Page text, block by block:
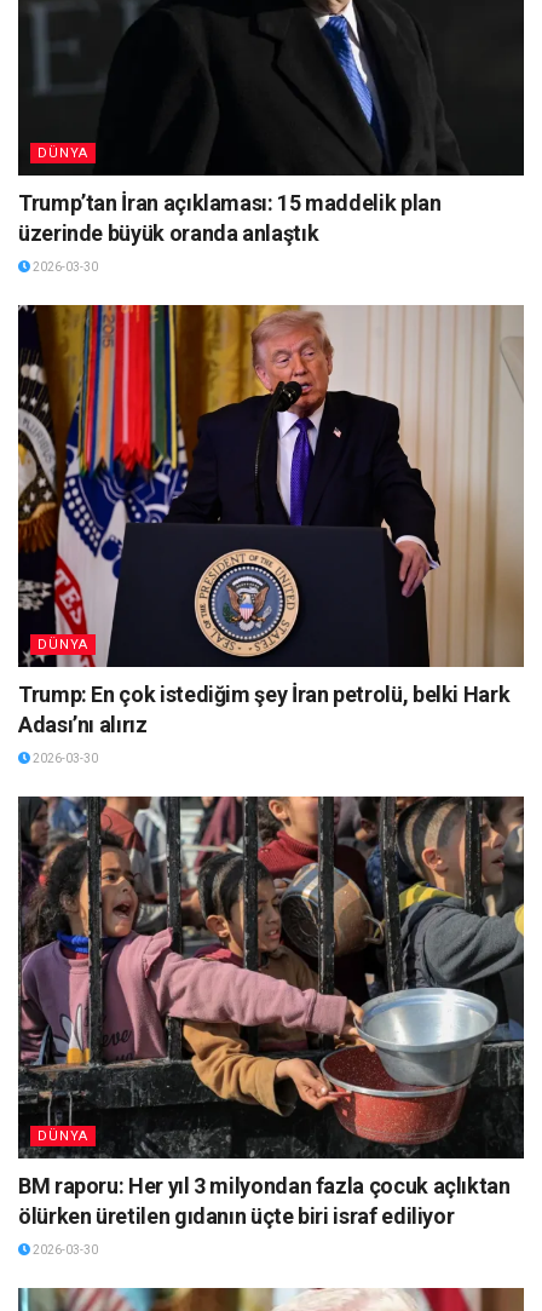
DÜNYA
Trump’tan İran açıklaması: 15 maddelik plan
üzerinde büyük oranda anlaştık
2026-03-30
DÜNYA
Trump: En çok istediğim şey İran petrolü, belki Hark
Adası’nı alırız
2026-03-30
DÜNYA
BM raporu: Her yıl 3 milyondan fazla çocuk açlıktan
ölürken üretilen gıdanın üçte biri israf ediliyor
2026-03-30